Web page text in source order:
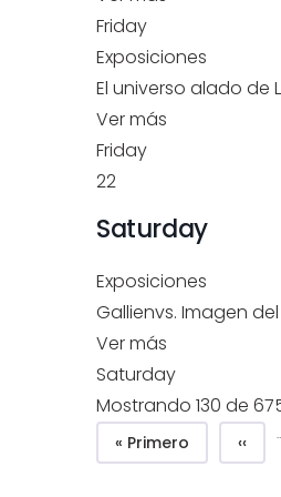
Friday
Exposiciones
El universo alado de
Ver más
Friday
22
Saturday
Exposiciones
Gallienvs. Imagen
Ver más
Saturday
Mostrando 130 de
Pagination
First page
« Primero ‹‹